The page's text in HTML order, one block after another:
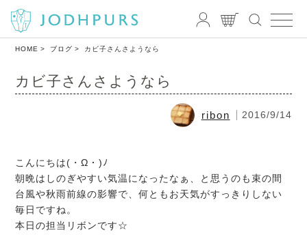
HOME ブログ カビ子さんさようなら
カビ子さんさようなら
ribon 2016/9/14
こんにちは(・Ω・)ﾉ
朝晩はしのぎやすい気温になったなぁ、と思うのも束の間
台風や秋雨前線の影響で、何ともお天気がすっきりしない
毎日ですね。
本日の担当リボンです☆